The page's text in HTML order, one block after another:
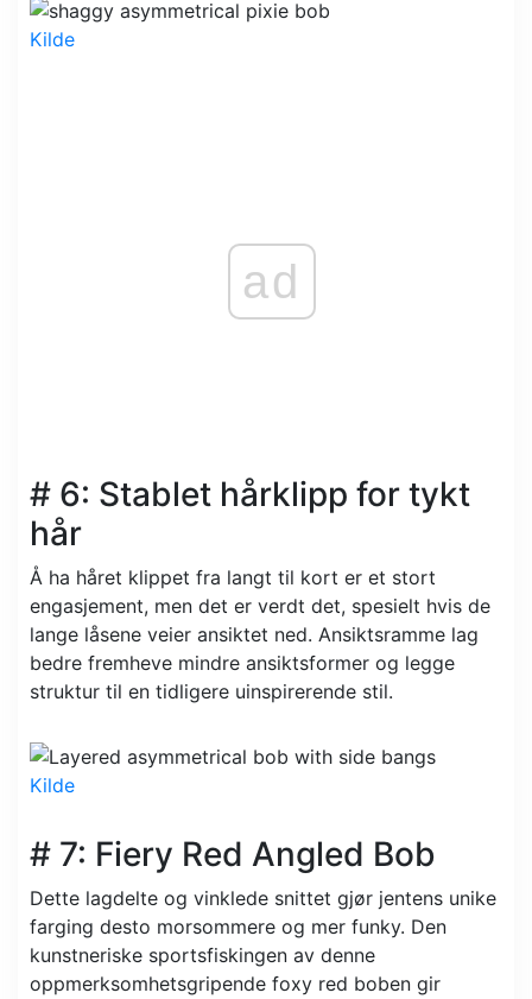
Kilde
ad
# 6: Stablet hårklipp for tykt
hår
Å ha håret klippet fra langt til kort er et stort
engasjement, men det er verdt det, spesielt hvis de
lange låsene veier ansiktet ned. Ansiktsramme lag
bedre fremheve mindre ansiktsformer og legge
struktur til en tidligere uinspirerende stil.
Kilde
# 7: Fiery Red Angled Bob
Dette lagdelte og vinklede snittet gjør jentens unike
farging desto morsommere og mer funky. Den
kunstneriske sportsfiskingen av denne
oppmerksomhetsgripende foxy red boben gir